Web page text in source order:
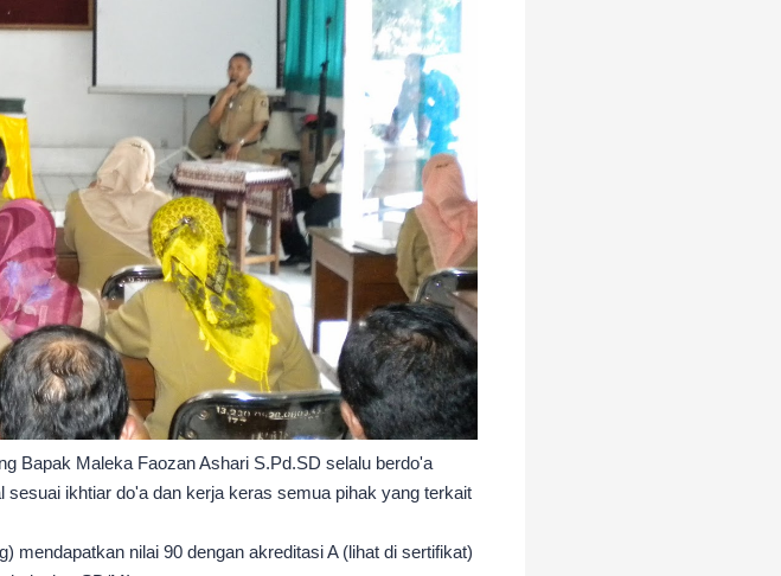
Bapak Maleka Faozan Ashari S.Pd.SD selalu berdo'a
ikhtiar do'a dan kerja keras semua pihak yang terkait
mendapatkan nilai 90 dengan akreditasi A (lihat di sertifikat)